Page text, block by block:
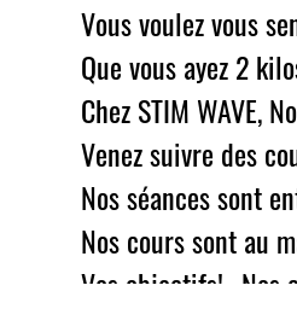
Vous voulez vous
Que vous ayez 2
Chez STIM WAVE,
Venez suivre des
Nos séances sont
Nos cours sont au
Vos objectifs!...Nos